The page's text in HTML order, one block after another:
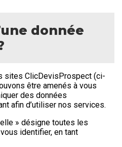
donnée
sites ClicDevisProspect (ci-
être amenés à vous
des données
afin d’utiliser nos services.
» désigne toutes les
identifier, en tant